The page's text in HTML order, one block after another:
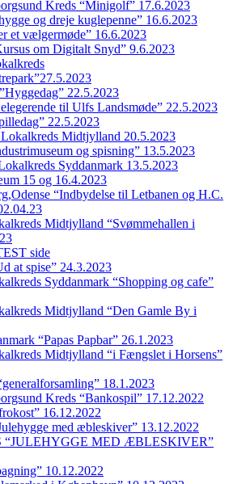
Kreds “Minigolf” 17.6.2023
og dreje kuglepenne” 16.6.2023
et vælgermøde” 16.6.2023
om Digitalt Snyd” 9.6.2023
22.5.2023
til Ulfs Landsmøde” 22.5.2023
22.5.2023
Midtjylland 20.5.2023
og spisning” 13.5.2023
Syddanmark 13.5.2023
15 og 16.4.2023
“Indbydelse til Letbanen og H.C.
Midtjylland “Svømmehallen i
side
at spise” 24.3.2023
Syddanmark “Shopping og cafe”
Midtjylland “Den Gamle By i
“Papas Papbar” 26.1.2023
Midtjylland “i Fængslet i Horsens”
18.1.2023
Kreds “Bankospil” 17.12.2022
16.12.2022
med æbleskiver” 13.12.2022
“JULEHYGGE MED ÆBLESKIVER”
10.12.2022